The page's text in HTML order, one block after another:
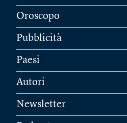
Oroscopo
Pubblicità
Paesi
Autori
Newsletter